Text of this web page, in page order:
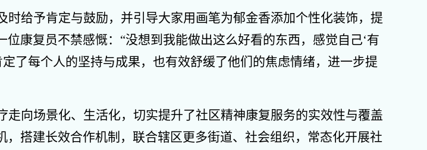
给予肯定与鼓励，并引导大家用画笔为郁金香添加个性化装饰，提
康复员不禁感慨：“没想到我能做出这么好看的东西，感觉自己‘有
了每个人的坚持与成果，也有效舒缓了他们的焦虑情绪，进一步提
向场景化、生活化，切实提升了社区精神康复服务的实效性与覆盖
搭建长效合作机制，联合辖区更多街道、社会组织，常态化开展社